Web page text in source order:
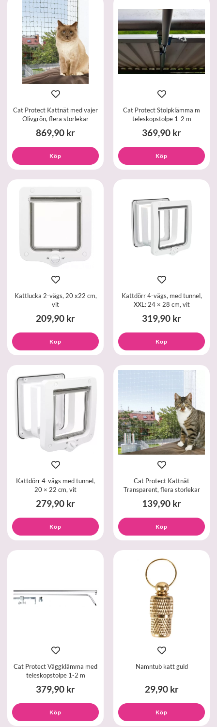
Cat Protect Kattnät med vajer
Olivgrön, flera storlekar
869,90 kr
Köp
Cat Protect Stolpklämma m
teleskopstolpe 1-2 m
369,90 kr
Köp
Kattlucka 2-vägs, 20 x22 cm,
vit
209,90 kr
Köp
Kattdörr 4-vägs, med tunnel,
XXL: 24 × 28 cm, vit
319,90 kr
Köp
Kattdörr 4-vägs med tunnel,
20 × 22 cm, vit
279,90 kr
Köp
Cat Protect Kattnät
Transparent, flera storlekar
139,90 kr
Köp
Cat Protect Väggklämma med
teleskopstolpe 1-2 m
379,90 kr
Köp
Namntub katt guld
29,90 kr
Köp